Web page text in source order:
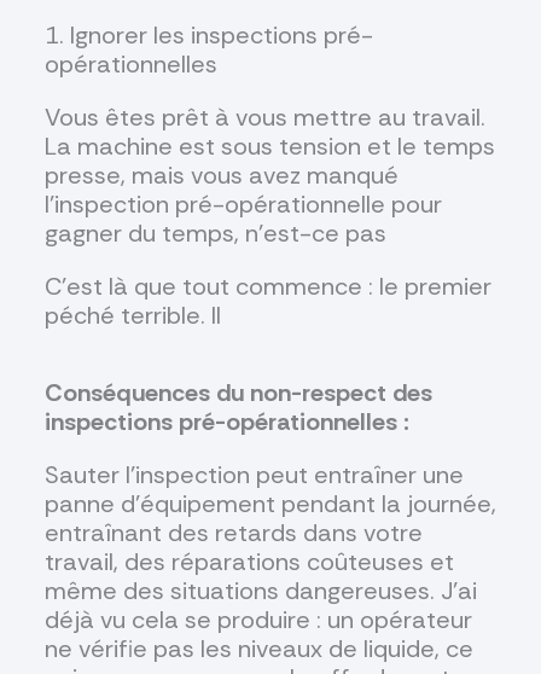
1. Ignorer les inspections pré-
opérationnelles
Vous êtes prêt à vous mettre au travail.
La machine est sous tension et le temps
presse, mais vous avez manqué
l'inspection pré-opérationnelle pour
gagner du temps, n'est-ce pas
C’est là que tout commence : le premier
péché terrible. Il
Conséquences du non-respect des
inspections pré-opérationnelles :
Sauter l'inspection peut entraîner une
panne d'équipement pendant la journée,
entraînant des retards dans votre
travail, des réparations coûteuses et
même des situations dangereuses. J'ai
déjà vu cela se produire : un opérateur
ne vérifie pas les niveaux de liquide, ce